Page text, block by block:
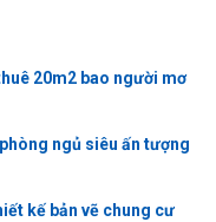
20m2 bao người mơ
ngủ siêu ấn tượng
kế bản vẽ chung cư